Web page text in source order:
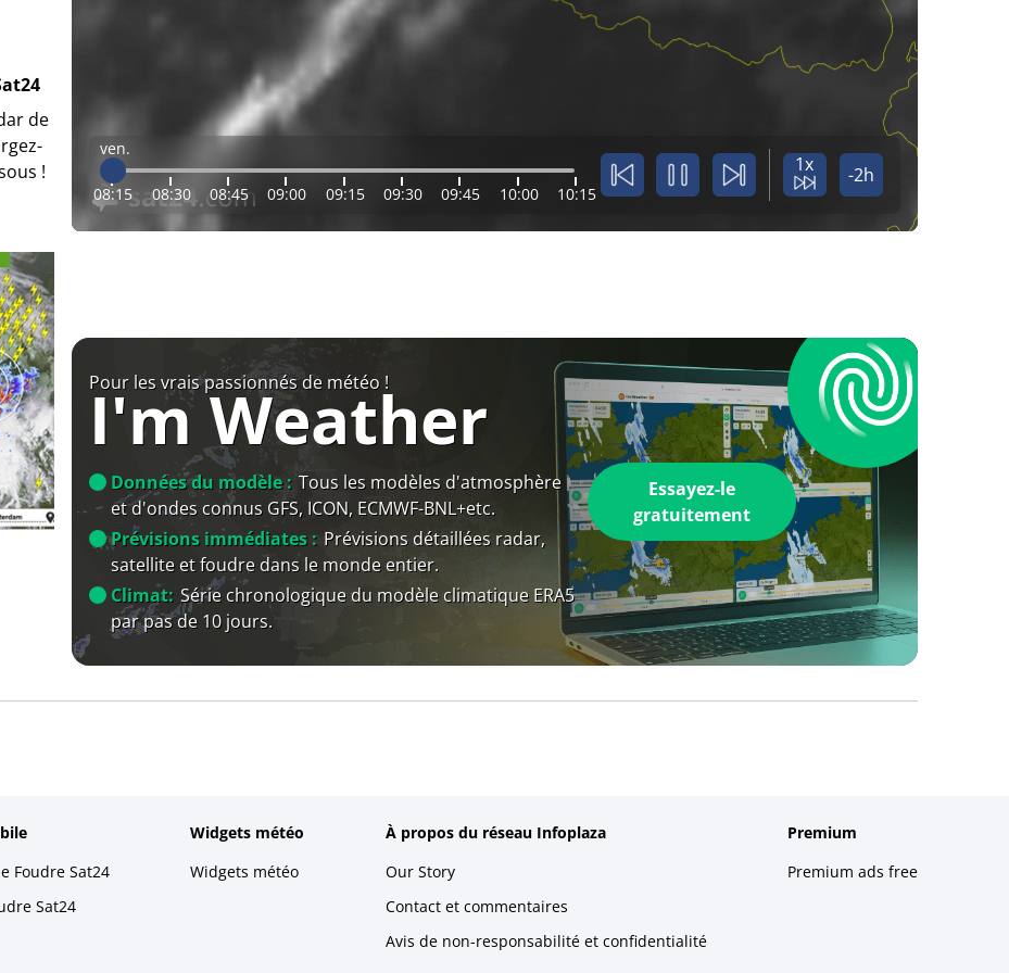
de
!
ven.
08:15 08:30 08:45 09:00 09:15 09:30 09:45 10:00 10:15
1x -2h
Pour les vrais passionnés de météo !
I'm Weather
Données du modèle : Tous les modèles d'atmosphère
et d'ondes connus GFS, ICON, ECMWF-BNL+etc.
Prévisions immédiates : Prévisions détaillées radar,
satellite et foudre dans le monde entier.
Climat: Série chronologique du modèle climatique ERA5
par pas de 10 jours.
Essayez-le
gratuitement
Foudre Sat24
Sat24
Widgets météo
Widgets météo
À propos du réseau Infoplaza
Our Story
Contact et commentaires
Avis de non-responsabilité et confidentialité
Premium
Premium ads free